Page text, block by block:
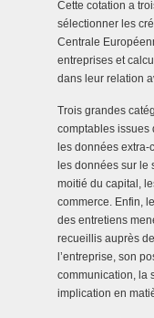
Cette cotation a
sélectionner les
Centrale
entreprises et
dans leur relation
Trois grandes
comptables issues
les données
les données sur le
moitié du capital,
commerce. Enfin,
des entretiens
recueillis auprès
l’entreprise, son
communication, la
implication en